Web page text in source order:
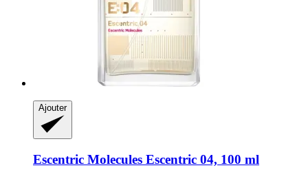
Ajouter
Escentric Molecules Escentric 04, 100 ml